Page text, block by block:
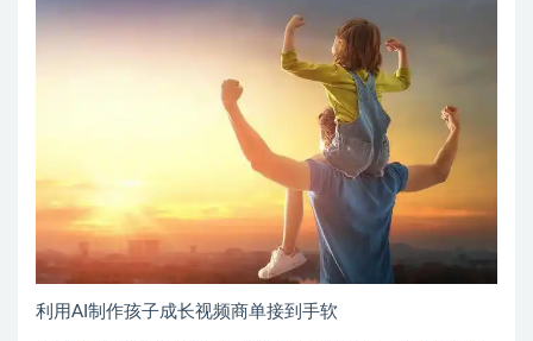
利用AI制作孩子成长视频商单接到手软